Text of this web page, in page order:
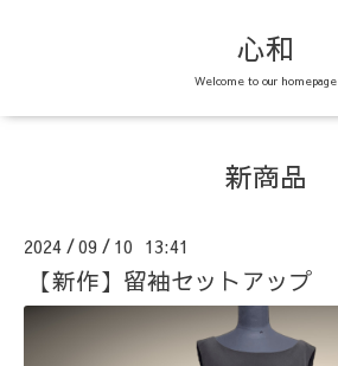
心和
Welcome to our homepage
新商品
2024 /09 / 10 13:41
【新作】留袖セットアップ